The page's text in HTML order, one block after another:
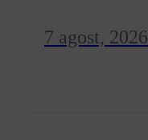
7 agost, 2026